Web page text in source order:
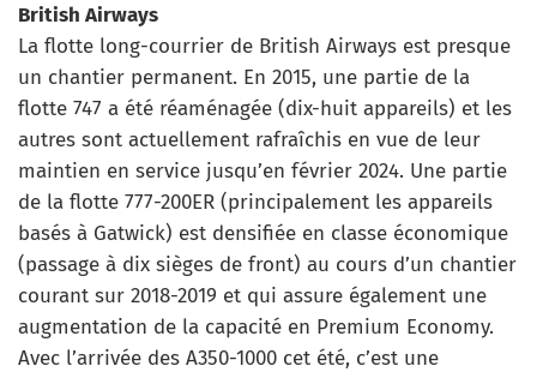
British Airways
La flotte long-courrier de British Airways est presque
un chantier permanent. En 2015, une partie de la
flotte 747 a été réaménagée (dix-huit appareils) et les
autres sont actuellement rafraîchis en vue de leur
maintien en service jusqu’en février 2024. Une partie
de la flotte 777-200ER (principalement les appareils
basés à Gatwick) est densifiée en classe économique
(passage à dix sièges de front) au cours d’un chantier
courant sur 2018-2019 et qui assure également une
augmentation de la capacité en Premium Economy.
Avec l’arrivée des A350-1000 cet été, c’est une